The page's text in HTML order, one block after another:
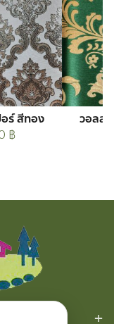
ร์ สีทอง
฿
วอลล์